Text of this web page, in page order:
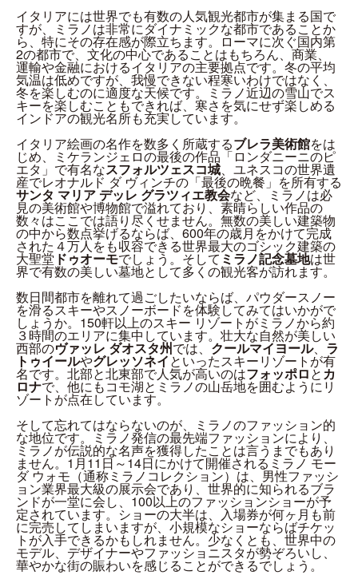
イタリアには世界でも有数の人気観光都市が集まる国で
すが、ミラノは非常にダイナミックな都市であることか
ら、特にその存在感が際立ちます。ローマに次ぐ国内第
2の都市で、文化の中心であることはもちろん、商業、
運輸や金融におけるイタリアの主要拠点です。冬の平均
気温は低めですが、我慢できない程寒いわけではなく、
冬を楽しむのに適度な天候です。ミラノ近辺の雪山でス
キーを楽しむこともできれば、寒さを気にせず楽しめる
インドアの観光名所も充実しています。
イタリア絵画の名作を数多く所蔵するブレラ美術館をは
じめ、ミケランジェロの最後の作品「ロンダニーニのピ
エタ」で有名なスフォルツェスコ城、ユネスコの世界遺
産でレオナルド ダ ヴィンチの「最後の晩餐」を所有する
サンタ マリア デッレ グラツィエ教会など、ミラノは必
見の美術館や博物館で溢れており、素晴らしい作品の
数々はここでは語り尽くせません。無数の美しい建築物
の中から数点挙げるならば、600年の歳月をかけて完成
された４万人をも収容できる世界最大のゴシック建築の
大聖堂 ドゥオーモでしょう。そしてミラノ記念墓地は世
界で有数の美しい墓地として多くの観光客が訪れます。
数日間都市を離れて過ごしたいならば、パウダースノー
を滑るスキーやスノーボードを体験してみてはいかがで
しょうか。150軒以上のスキー リゾートがミラノから約
３時間のエリアに集中しています。壮大な自然が美しい
西部のヴァッレ ダオスタ州では、クールマイヨール、 ラ
トゥイールやグレッソネイといったスキーリゾートが有
名です。北部と北東部で人気が高いのはフォッポロとカ
ロナで、他にもコモ湖とミラノの山岳地を囲むようにリ
ゾートが点在しています。
そして忘れてはならないのが、ミラノのファッション的
な地位です。ミラノ発信の最先端ファッションにより、
ミラノが伝説的な名声を獲得したことは言うまでもあり
ません。1月11日～14日にかけて開催されるミラノ モー
ダ ウォモ（通称ミラノコレクション）は、男性ファッシ
ョン業界最大級の展示会であり、世界的に知られるブラ
ンドが一堂に会し、100以上のファッションショーが予
定されています。ショーの大半は、入場券が何ヶ月も前
に完売してしまいますが、小規模なショーならばチケッ
トが入手できるかもしれません。少なくとも、世界中の
モデル、デザイナーやファッショニスタが勢ぞろいし、
華やかな街の賑わいを感じることができるでしょう。